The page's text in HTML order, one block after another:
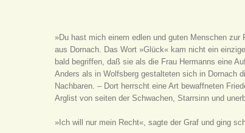
»Du hast mich einem edlen und guten Menschen
aus Dornach. Das Wort »Glück« kam nicht ein
bald begriffen, daß sie als die Frau Hermanns eine
Anders als in Wolfsberg gestalteten sich in Dornach
Nachbaren. – Dort herrscht eine Art bewaffneten
Arglist von seiten der Schwachen, Starrsinn und
»Ich will nur mein Recht«, sagte der Graf und ging